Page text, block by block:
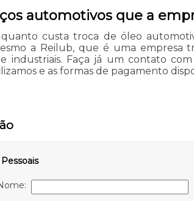
automotivos que a
custa troca de óleo
a Reilub, que é uma empresa
industriais. Faça já um contato
e as formas de pagamento